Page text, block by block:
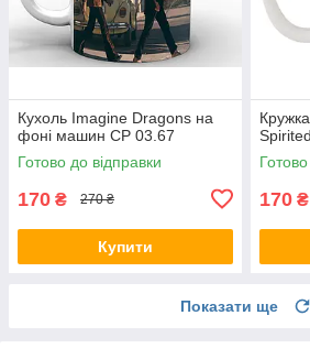
Кухоль Imagine Dragons на
фоні машин CP 03.67
Готово до відправки
170 ₴ 270 ₴
Купити
170 ₴
Показати ще